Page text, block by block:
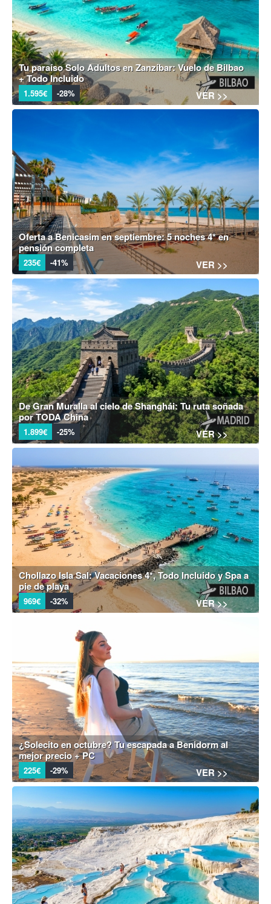
Tu paraíso Solo Adultos en Zanzíbar: Vuelo de Bilbao
+ Todo Incluido
1.595€ -28% VER >>
Oferta a Benicasim en septiembre: 5 noches 4* en
pensión completa
235€ -41% VER >>
De Gran Muralla al cielo de Shanghái: Tu ruta soñada
por TODA China
1.899€ -25% VER >>
Chollazo Isla Sal: Vacaciones 4*, Todo Incluido y Spa a
pie de playa
969€ -32% VER >>
¿Solecito en octubre? Tu escapada a Benidorm al
mejor precio + PC
225€ -29% VER >>